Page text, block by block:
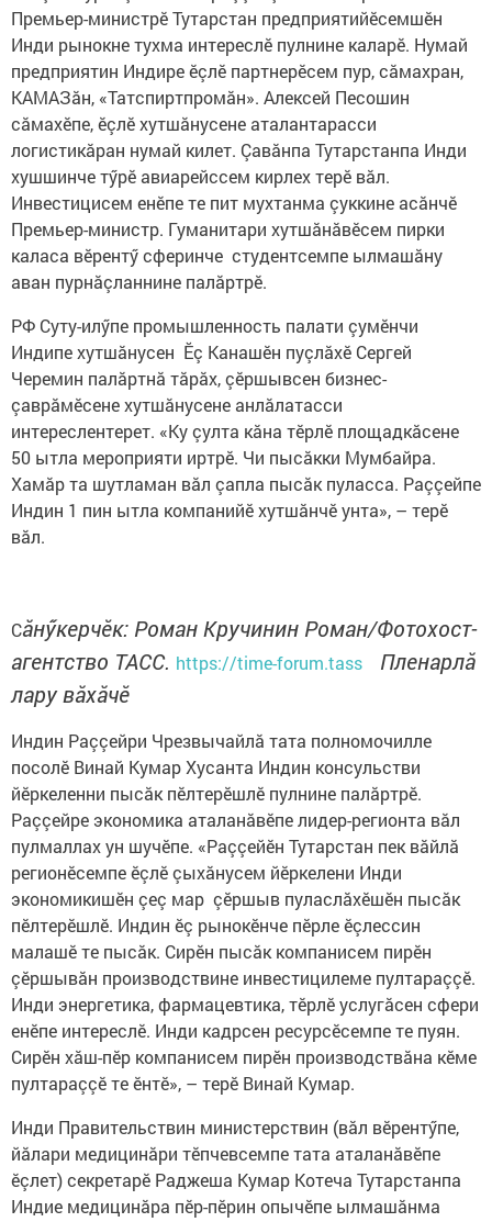
Премьер-министрӗ Тутарстан предприятийӗсемшӗн
Инди рынокне тухма интереслӗ пулнине каларӗ. Нумай
предприятин Индире ӗçлӗ партнерӗсем пур, сăмахран,
КАМАЗăн, «Татспиртпромăн». Алексей Песошин
сăмахӗпе, ӗçлӗ хутшăнусене аталантарасси
логистикăран нумай килет. Çавăнпа Тутарстанпа Инди
хушшинче тӳрӗ авиарейссем кирлех терӗ вăл.
Инвестицисем енӗпе те пит мухтанма çуккине асăнчӗ
Премьер-министр. Гуманитари хутшăнăвӗсем пирки
каласа вӗрентӳ сферинче студентсемпе ылмашăну
аван пурнăçланнине палăртрӗ.
РФ Суту-илӳпе промышленность палати çумӗнчи
Индипе хутшăнусен Ӗç Канашӗн пуçлăхӗ Сергей
Черемин палăртнă тăрăх, çӗршывсен бизнес-
çаврăмӗсене хутшăнусене анлăлатасси
интереслентерет. «Ку çулта кăна тӗрлӗ площадкăсене
50 ытла мероприяти иртрӗ. Чи пысăкки Мумбайра.
Хамăр та шутламан вăл çапла пысăк пуласса. Раççейпе
Индин 1 пин ытла компанийӗ хутшăнчӗ унта», – терӗ
вăл.
Сăнӳкерчӗк: Роман Кручинин Роман/Фотохост-
агентство ТАСС. https://time-forum.tass
Пленарлă
лару вăхăчӗ
Индин Раççейри Чрезвычайлă тата полномочилле
посолӗ Винай Кумар Хусанта Индин консульстви
йӗркеленни пысăк пӗлтерӗшлӗ пулнине палăртрӗ.
Раççейре экономика аталанăвӗпе лидер-регионта вăл
пулмаллах ун шучӗпе. «Раççейӗн Тутарстан пек вăйлă
регионӗсемпе ӗçлӗ çыхăнусем йӗркелени Инди
экономикишӗн çеç мар çӗршыв пуласлăхӗшӗн пысăк
пӗлтерӗшлӗ. Индин ӗç рынокӗнче пӗрле ӗçлессин
малашӗ те пысăк. Сирӗн пысăк компанисем пирӗн
çӗршывăн производствине инвестицилеме пултараççӗ.
Инди энергетика, фармацевтика, тӗрлӗ услугăсен сфери
енӗпе интереслӗ. Инди кадрсен ресурсӗсемпе те пуян.
Сирӗн хăш-пӗр компанисем пирӗн производствăна кӗме
пултараççӗ те ӗнтӗ», – терӗ Винай Кумар.
Инди Правительствин министерствин (вăл вӗрентӳпе,
йăлари медицинăри тӗпчевсемпе тата аталанăвӗпе
ӗçлет) секретарӗ Раджеша Кумар Котеча Тутарстанпа
Индие медицинăра пӗр-пӗрин опычӗпе ылмашăнма